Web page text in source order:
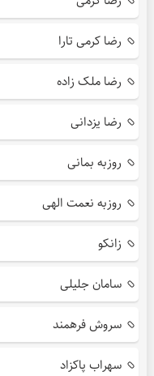
رضا کرمی تارا
رضا ملک زاده
رضا یزدانی
روزبه بمانی
روزبه نعمت الهی
زانکو
سامان جلیلی
سروش فرهمند
سهراب پاکزاد